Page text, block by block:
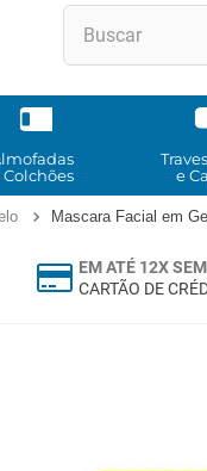
Colchões
e
Mascara Facial em
EM ATÉ 12X
CARTÃO DE
TERMOS MAIS
andadores
meia
3º
cadeira
5º
cadeira